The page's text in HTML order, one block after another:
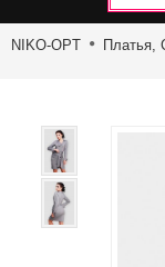
NIKO-OPT Платья,